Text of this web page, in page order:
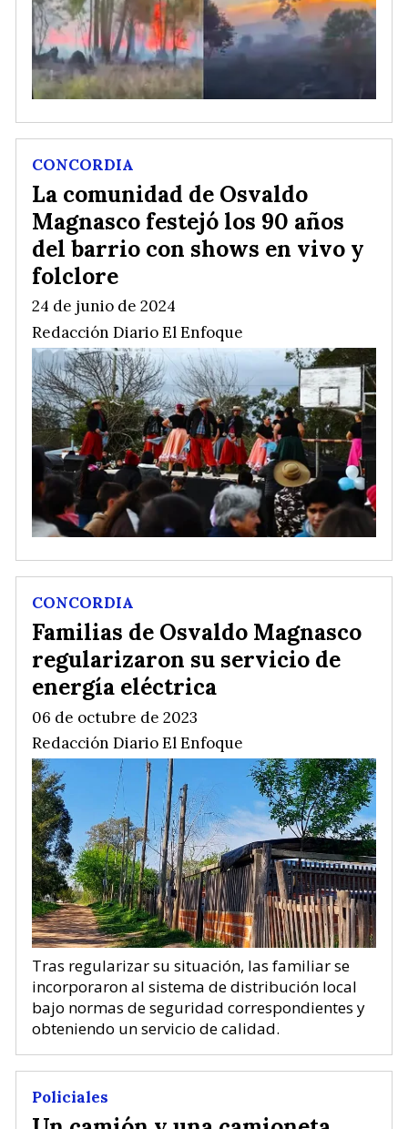
La comunidad de Osvaldo
Magnasco festejó los 90 años
del barrio con shows en vivo y
folclore
Redacción Diario El Enfoque
CONCORDIA
24 de junio de 2024
Familias de Osvaldo Magnasco
regularizaron su servicio de
energía eléctrica
Redacción Diario El Enfoque
CONCORDIA
06 de octubre de 2023
Tras regularizar su situación, las familiar se
incorporaron al sistema de distribución local
bajo normas de seguridad correspondientes y
obteniendo un servicio de calidad.
Policiales